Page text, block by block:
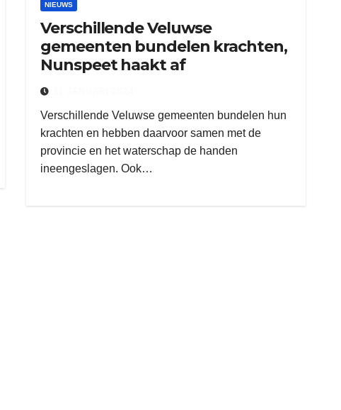
gijs zwart interieurbouw
NIEUWS
Verschillende Veluwse
gemeenten bundelen krachten,
Nunspeet haakt af
Verschillende Veluwse gemeenten bundelen hun
krachten en hebben daarvoor samen met de
provincie en het waterschap de handen
ineengeslagen. Ook…